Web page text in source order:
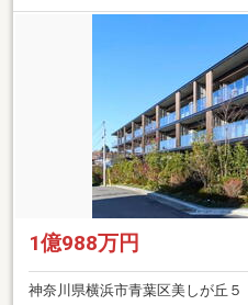
1億988万円
神奈川県横浜市青葉区美しが丘５